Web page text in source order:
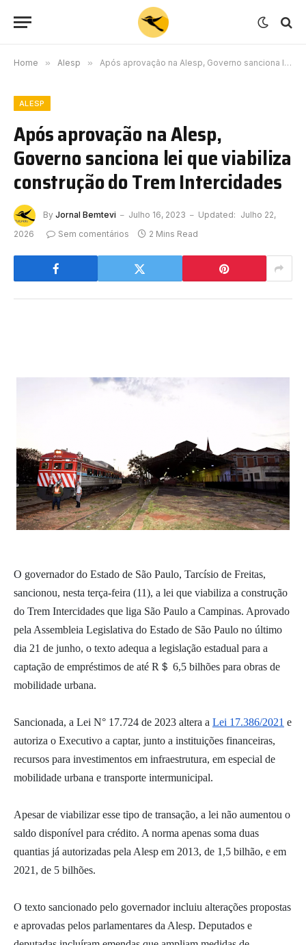
Home » Alesp » Após aprovação na Alesp, Governo sanciona lei que viabiliza construção do Trem Intercidades
ALESP
Após aprovação na Alesp,
Governo sanciona lei que viabiliza
construção do Trem Intercidades
By Jornal Bemtevi Julho 16, 2023 Updated: Julho 22,
2026
Sem comentários 2 Mins Read
O governador do Estado de São Paulo, Tarcísio de Freitas,
sancionou, nesta terça-feira (11), a lei que viabiliza a construção
do Trem Intercidades que liga São Paulo a Campinas. Aprovado
pela Assembleia Legislativa do Estado de São Paulo no último
dia 21 de junho, o texto adequa a legislação estadual para a
captação de empréstimos de até R＄ 6,5 bilhões para obras de
mobilidade urbana.
Sancionada, a Lei N° 17.724 de 2023 altera a Lei 17.386/2021 e
autoriza o Executivo a captar, junto a instituições financeiras,
recursos para investimentos em infraestrutura, em especial de
mobilidade urbana e transporte intermunicipal.
Apesar de viabilizar esse tipo de transação, a lei não aumentou o
saldo disponível para crédito. A norma apenas soma duas
quantias já autorizadas pela Alesp em 2013, de 1,5 bilhão, e em
2021, de 5 bilhões.
O texto sancionado pelo governador incluiu alterações propostas
e aprovadas pelos parlamentares da Alesp. Deputados e